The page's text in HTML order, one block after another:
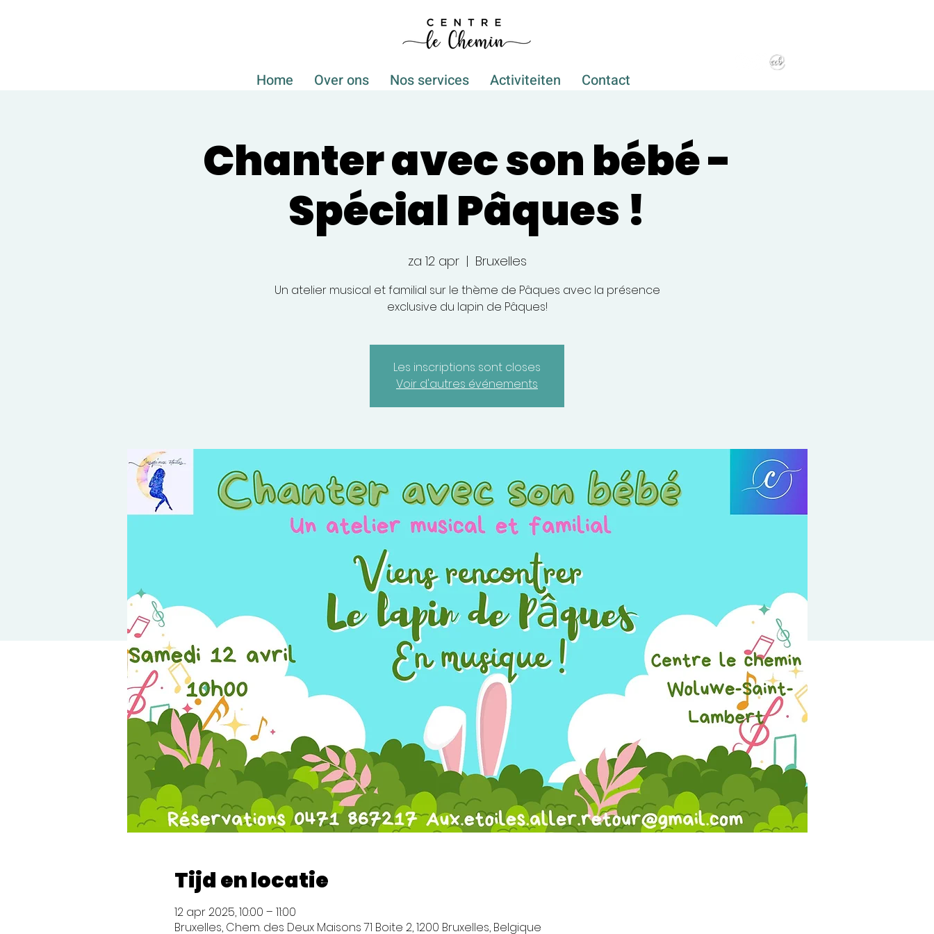
Home Over ons Nos services Activiteiten Contact
Chanter avec son bébé -
Spécial Pâques !
za 12 apr
  |
Bruxelles
Un atelier musical et familial sur le thème de Pâques avec la présence
exclusive du lapin de Pâques!
Les inscriptions sont closes
Voir d'autres événements
Tijd en locatie
12 apr 2025, 10:00 – 11:00
Bruxelles, Chem. des Deux Maisons 71 Boite 2, 1200 Bruxelles, Belgique